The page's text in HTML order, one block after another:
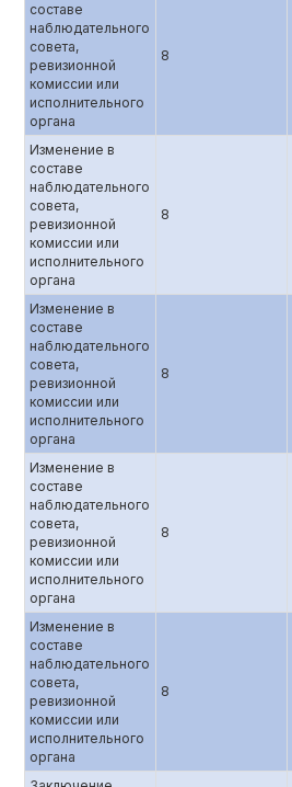
составе
наблюдательного
совета,
ревизионной
комиссии или
исполнительного
органа
8
Изменение в
составе
наблюдательного
совета,
ревизионной
комиссии или
исполнительного
органа
8
Изменение в
составе
наблюдательного
совета,
ревизионной
комиссии или
исполнительного
органа
8
Изменение в
составе
наблюдательного
совета,
ревизионной
комиссии или
исполнительного
органа
8
Изменение в
составе
наблюдательного
совета,
ревизионной
комиссии или
исполнительного
органа
8